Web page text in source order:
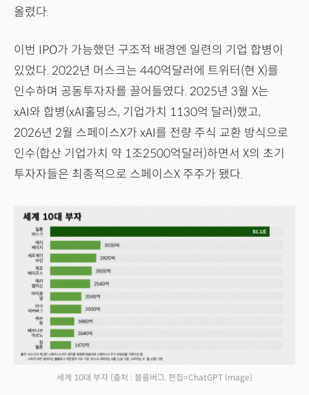
올렸다.
이번 IPO가 가능했던 구조적 배경엔 일련의 기업 합병이
있었다. 2022년 머스크는 440억달러에 트위터(현 X)를
인수하며 공동투자자를 끌어들였다. 2025년 3월 X는
xAI와 합병(xAI홀딩스, 기업가치 1130억 달러)했고,
2026년 2월 스페이스X가 xAI를 전량 주식 교환 방식으로
인수(합산 기업가치 약 1조2500억달러)하면서 X의 초기
투자자들은 최종적으로 스페이스X 주주가 됐다.
세계 10대 부자 (출처 : 블룸버그, 편집=ChatGPT Image)